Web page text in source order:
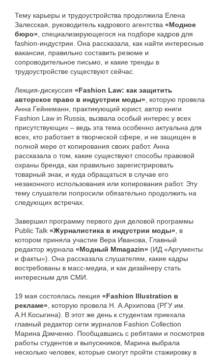
Тему карьеры и трудоустройства продолжила Елена
Залесская, руководитель кадрового агентства «Модное
бюро» , специализирующегося на подборе кадров для
fashion-индустрии. Она рассказала, как найти интересные
вакансии, правильно составить резюме и
сопроводительное письмо, и какие тренды в
трудоустройстве существуют сейчас.
Лекция-дискуссия «Fashion Law: как защитить
авторское право в индустрии моды» , которую провела
Анна Гейнеманн, практикующий юрист, автор книги
Fashion Law in Russia, вызвала особый интерес у всех
присутствующих – ведь эта тема особенно актуальна для
всех, кто работает в творческой сфере, и не защищен в
полной мере от копирования своих работ. Анна
рассказала о том, какие существуют способы правовой
охраны бренда, как правильно зарегистрировать
товарный знак, и куда обращаться в случае его
незаконного использования или копирования работ. Эту
тему слушатели попросили обязательно продолжить на
следующих встречах.
Завершил программу первого дня деловой программы
Public Talk «Журналистика в индустрии моды» , в
котором приняла участие Вера Иванова, Главный
редактор журнала «Модный Mmagazin» (ИД «Аргументы
и факты»). Она рассказала слушателям, какие кадры
востребованы в масс-медиа, и как дизайнеру стать
интересным для СМИ.
19 мая состоялась лекция «Fashion Illustration в
рекламе» , которую провела Н. А.Архипова (РГУ им.
А.Н.Косыгина). В этот же день к студентам приехала
главный редактор сети журналов Fashion Collection
Марина Дэмченко. Пообщавшись с ребятами и посмотрев
работы студентов и выпускников, Марина выбрала
несколько человек, которые смогут пройти стажировку в